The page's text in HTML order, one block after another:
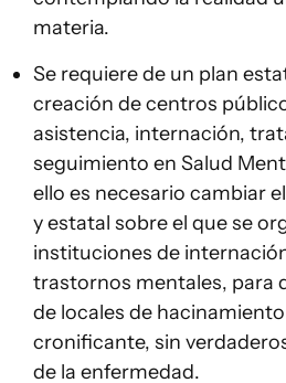
materia.
Se requiere de un plan
creación de centros
asistencia, internación,
seguimiento en Salud
ello es necesario cambiar
y estatal sobre el que se
instituciones de
trastornos mentales, para
de locales de
cronificante, sin
de la enfermedad.